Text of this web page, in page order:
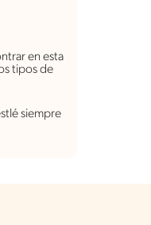
en esta
tipos de
siempre